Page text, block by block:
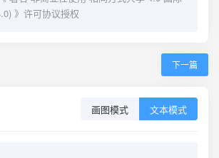
》许可协议授权
下一篇
画图模式 文本模式